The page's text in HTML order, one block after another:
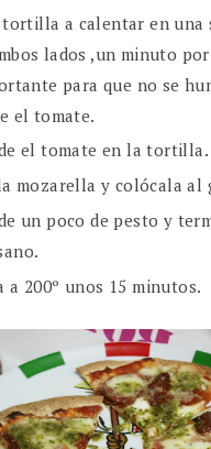
a calentar en una
lados ,un minuto
para que no se
el tomate.
el tomate en la tortilla.
mozarella y colócala al
un poco de pesto y
a 200º unos 15 minutos.